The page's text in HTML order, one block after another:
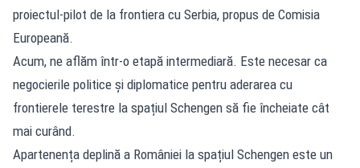
proiectul-pilot de la frontiera cu Serbia, propus de Comisia
Europeană.
Acum, ne aflăm într-o etapă intermediară. Este necesar ca
negocierile politice și diplomatice pentru aderarea cu
frontierele terestre la spațiul Schengen să fie încheiate cât
mai curând.
Apartenența deplină a României la spațiul Schengen este un